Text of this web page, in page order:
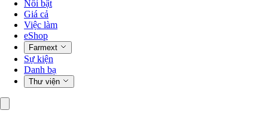
Nổi bật
Giá cả
Việc làm
eShop
Farmext
Sự kiện
Danh bạ
Thư viện